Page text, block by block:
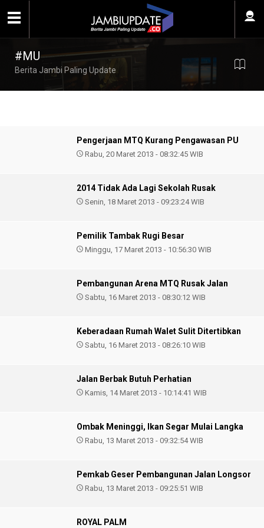
#MU
Berita Jambi Paling Update
Pengerjaan MTQ Kurang Pengawasan PU
Rabu, 20 Maret 2013 - 08:32:45 WIB
2014 Tidak Ada Lagi Sekolah Rusak
Senin, 18 Maret 2013 - 09:23:24 WIB
Pemilik Tambak Rugi Besar
Minggu, 17 Maret 2013 - 10:56:30 WIB
Pembangunan Arena MTQ Rusak Jalan
Sabtu, 16 Maret 2013 - 08:30:12 WIB
Keberadaan Rumah Walet Sulit Ditertibkan
Sabtu, 16 Maret 2013 - 08:26:10 WIB
Jalan Berbak Butuh Perhatian
Kamis, 14 Maret 2013 - 10:14:41 WIB
Ombak Meninggi, Ikan Segar Mulai Langka
Rabu, 13 Maret 2013 - 09:32:54 WIB
Pemkab Geser Pembangunan Jalan Longsor
Rabu, 13 Maret 2013 - 09:25:51 WIB
ROYAL PALM